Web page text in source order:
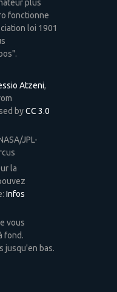
plus
fonctionne
loi 1901
Atzeni,
byCC 3.0
JPL-
la
Infos
vous
fond.
jusqu'en bas.